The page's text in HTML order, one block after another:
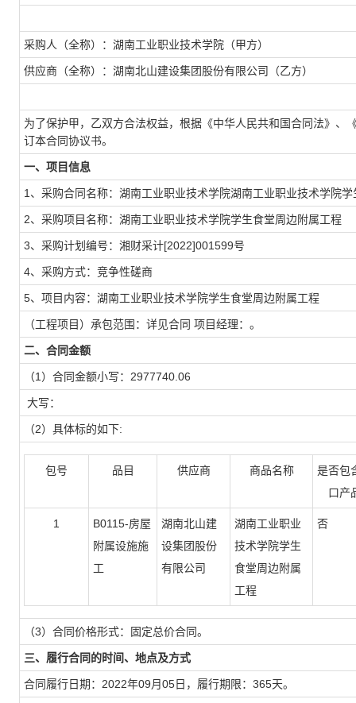
采购人（全称）：湖南工业职业技术学院（甲方）
供应商（全称）：湖南北山建设集团股份有限公司（乙方）
为了保护甲，乙双方合法权益，根据《中华人民共和国合同法》
订本合同协议书。
一、项目信息
1、采购合同名称：湖南工业职业技术学院湖南工业职业技术学院
2、采购项目名称：湖南工业职业技术学院学生食堂周边附属工程
3、采购计划编号：湘财采计[2022]001599号
4、采购方式：竞争性磋商
5、项目内容：湖南工业职业技术学院学生食堂周边附属工程
（工程项目）承包范围：详见合同 项目经理：。
二、合同金额
（1）合同金额小写：2977740.06
大写：
（2）具体标的如下:
包号 品目 供应商 商品名称
是否包
口产
1
B0115-房屋
附属设施施
工
湖南北山建
设集团股份
有限公司
湖南工业职业
技术学院学生
食堂周边附属
工程
否
（3）合同价格形式：固定总价合同。
三、履行合同的时间、地点及方式
合同履行日期：2022年09月05日，履行期限：365天。